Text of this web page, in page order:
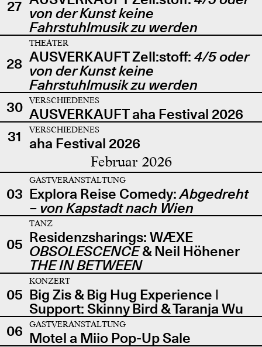
27 von der Kunst keine
Fahrstuhlmusik zu werden
28
THEATER
AUSVERKAUFT Zell:stoff: 4/5 oder
von der Kunst keine
Fahrstuhlmusik zu werden
30
VERSCHIEDENES
AUSVERKAUFT aha Festival 2026
31
VERSCHIEDENES
aha Festival 2026
Februar 2026
03
GASTVERANSTALTUNG
Explora Reise Comedy:Abgedreht
– von Kapstadt nach Wien
05
TANZ
Residenzsharings: WÆXE
OBSOLESCENCE& Neil Höhener
THE IN BETWEEN
05
KONZERT
Big Zis & Big Hug Experience |
Support: Skinny Bird & Taranja Wu
06
GASTVERANSTALTUNG
Motel a Miio Pop-Up Sale